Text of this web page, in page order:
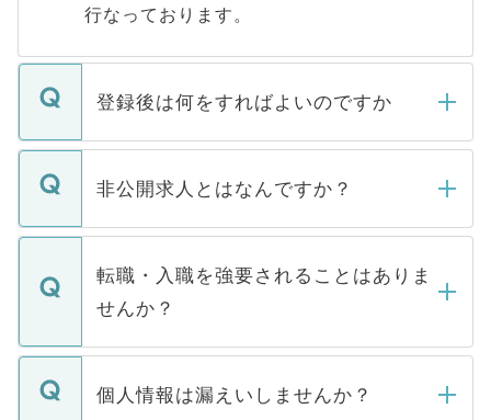
行なっております。
登録後は何をすればよいのですか
ご登録いただきましたら、弊社担当者がご
登録内容を確認し、その後メールもしくは
ます。通常、5営業日以内にはご連絡をせて
いただきますので、しばらくお待ちくださ
非公開求人とはなんですか？
マイナビDOCTORで取り扱っている求人の
うち約3割は、Webサイトからご覧いただ
けない「非公開求人」です。非公開求人は
下記の理由によって、一般には公開してい
ません。
■応募殺到を避けるため 人気のある医療機
転職・入職を強要されることはありま
せんか？
転職・入職を強要することは一切ありませ
ん。また、仮に応募先から内定をいただい
個人情報は漏えいしませんか？